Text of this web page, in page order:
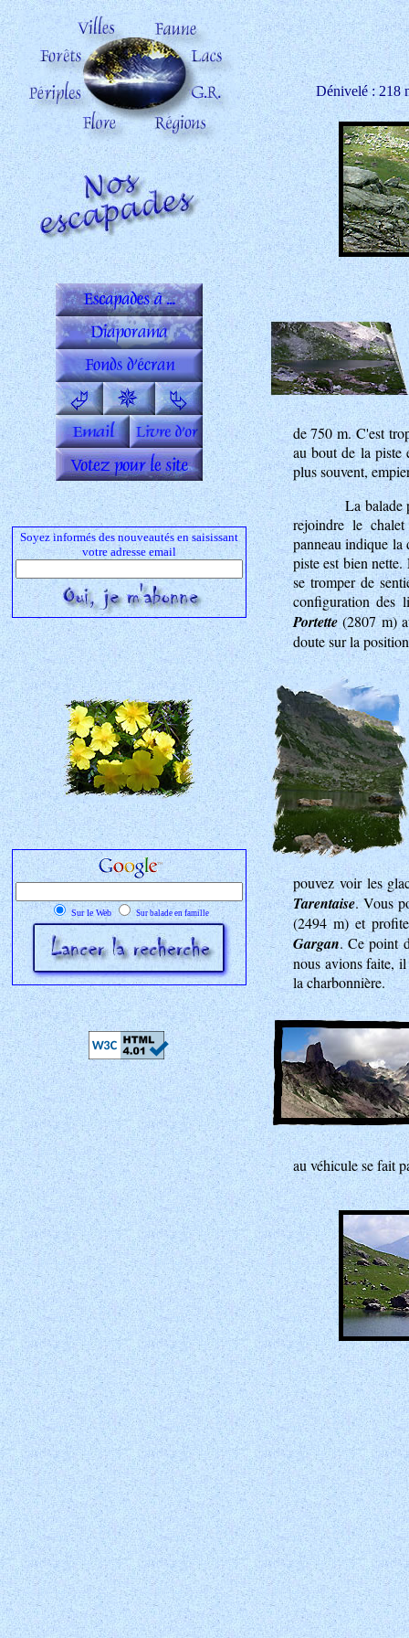
Soyez informés des nouveautés en saisissant
votre adresse email
Sur le Web Sur balade en famille
Dénivelé : 218
de 750 m. C'est
au bout de la piste
plus souvent,
La balade
rejoindre le
panneau indique la
piste est bien
se tromper de
configuration des
Portette(2807 m)
doute sur la
pouvez voir les
Tarentaise. Vous
(2494 m) et
Gargan. Ce point
nous avions faite,
la charbonnière.
au véhicule se fait